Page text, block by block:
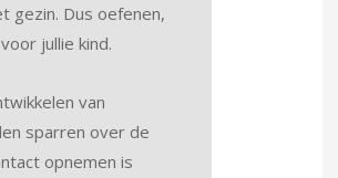
gezin. Dus oefenen,
jullie kind.
van
sparren over de
opnemen is